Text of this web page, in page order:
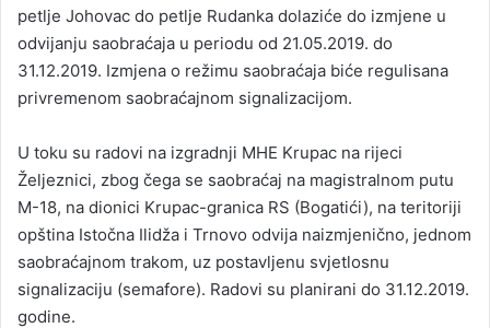
petlje Johovac do petlje Rudanka dolaziće do izmjene u
odvijanju saobraćaja u periodu od 21.05.2019. do
31.12.2019. Izmjena o režimu saobraćaja biće regulisana
privremenom saobraćajnom signalizacijom.
U toku su radovi na izgradnji MHE Krupac na rijeci
Željeznici, zbog čega se saobraćaj na magistralnom putu
M-18, na dionici Krupac-granica RS (Bogatići), na teritoriji
opština Istočna Ilidža i Trnovo odvija naizmjenično, jednom
saobraćajnom trakom, uz postavljenu svjetlosnu
signalizaciju (semafore). Radovi su planirani do 31.12.2019.
godine.